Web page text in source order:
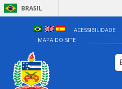
BRASIL
ACESSIBILIDADE
MAPA DO SITE